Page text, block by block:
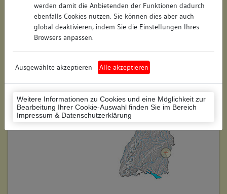
werden damit die Anbietenden der Funktionen dadurch
ebenfalls Cookies nutzen. Sie können dies aber auch
global deaktivieren, indem Sie die Einstellungen Ihres
Browsers anpassen.
Ausgewählte akzeptieren Alle akzeptieren
Weitere Informationen zu Cookies und eine Möglichkeit zur
Bearbeitung Ihrer Cookie-Auswahl finden Sie im Bereich
Impressum & Datenschutzerklärung
Ulm (Stadtkreis)
Wohnplatzschlüssel: 8421000028
Flurstücknummer: keine
Historischer Straßenname:
Unter der Metzig, Unter der
Historische Gebäudenummer: A74
Lage des Wohnplatzes: